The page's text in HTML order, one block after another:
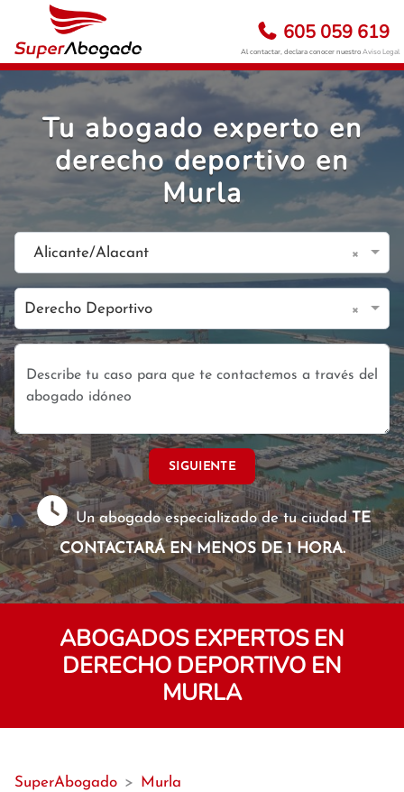
605 059 619
Al contactar, declara conocer nuestroAviso Legal
Tu abogado experto en
derecho deportivo en
Murla
Alicante/Alacant ×
Derecho Deportivo ×
SIGUIENTE
Un abogado especializado de tu ciudadTE
CONTACTARÁ EN MENOS DE 1 HORA.
ABOGADOS EXPERTOS EN
DERECHO DEPORTIVO EN
MURLA
SuperAbogado > Murla